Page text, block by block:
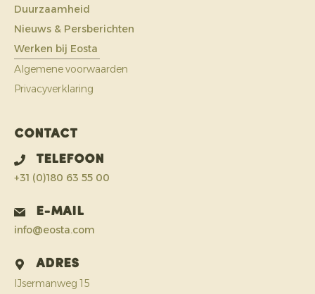
Duurzaamheid
Nieuws & Persberichten
Werken bij Eosta
Algemene voorwaarden
Privacyverklaring
Contact
Telefoon
+31 (0)180 63 55 00
E-mail
info@eosta.com
Adres
IJsermanweg 15